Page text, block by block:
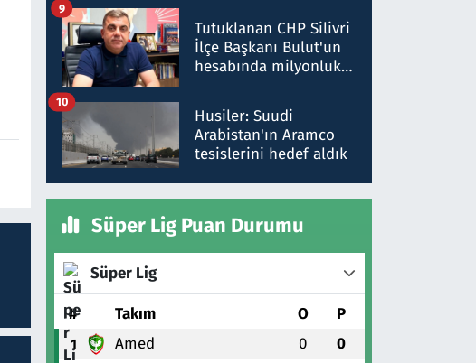
düşürüldüğü" iddiasını
yalanladı
Tutuklanan CHP Silivri
İlçe Başkanı Bulut'un
hesabında milyonluk
talimat verdi, ben
gönderdim
9
Husiler: Suudi
Arabistan'ın Aramco
tesislerini hedef aldık
10
Süper Lig Puan Durumu
Süper Lig
# Takım O P
1 Amed 0 0